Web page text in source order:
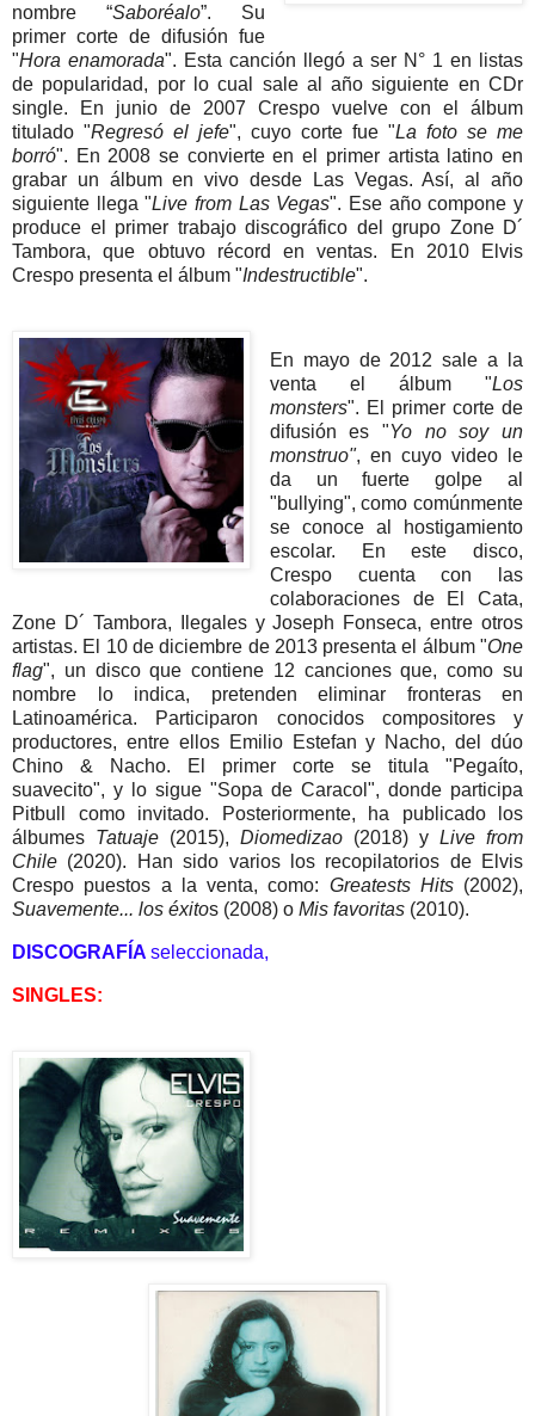
nombre “Saboréalo”. Su
primer corte de difusión fue
"Hora enamorada". Esta canción llegó a ser N° 1 en listas
de popularidad, por lo cual sale al año siguiente en CDr
single. En junio de 2007 Crespo vuelve con el álbum
titulado "Regresó el jefe", cuyo corte fue "La foto se me
borró". En 2008 se convierte en el primer artista latino en
grabar un álbum en vivo desde Las Vegas. Así, al año
siguiente llega "Live from Las Vegas". Ese año compone y
produce el primer trabajo discográfico del grupo Zone D´
Tambora, que obtuvo récord en ventas. En 2010 Elvis
Crespo presenta el álbum "Indestructible".
En mayo de 2012 sale a la
venta el álbum "Los
monsters". El primer corte de
difusión es "Yo no soy un
monstruo", en cuyo video le
da un fuerte golpe al
"bullying", como comúnmente
se conoce al hostigamiento
escolar. En este disco,
Crespo cuenta con las
colaboraciones de El Cata,
Zone D´ Tambora, Ilegales y Joseph Fonseca, entre otros
artistas. El 10 de diciembre de 2013 presenta el álbum "One
flag", un disco que contiene 12 canciones que, como su
nombre lo indica, pretenden eliminar fronteras en
Latinoamérica. Participaron conocidos compositores y
productores, entre ellos Emilio Estefan y Nacho, del dúo
Chino & Nacho. El primer corte se titula "Pegaíto,
suavecito", y lo sigue "Sopa de Caracol", donde participa
Pitbull como invitado. Posteriormente, ha publicado los
álbumes Tatuaje (2015), Diomedizao (2018) y Live from
Chile (2020). Han sido varios los recopilatorios de Elvis
Crespo puestos a la venta, como: Greatests Hits(2002),
Suavemente... los éxitos (2008) o Mis favoritas (2010).
DISCOGRAFÍA seleccionada,
SINGLES: